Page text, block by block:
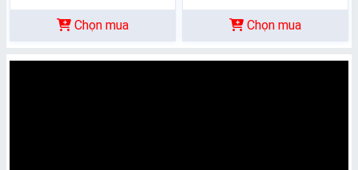
Chọn mua Chọn mua